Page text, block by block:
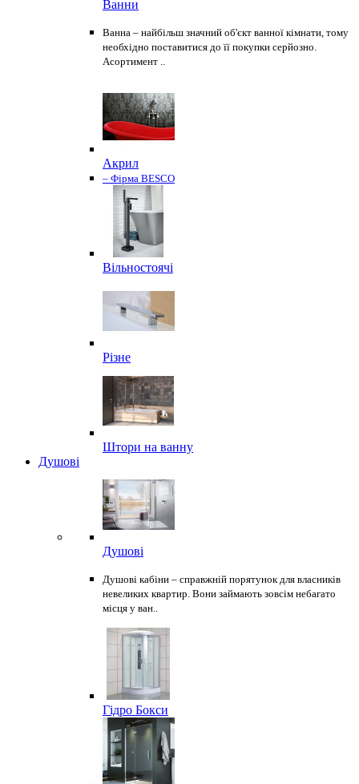
Ванни
Ванна – найбільш значний об'єкт ванної кімнати, тому
необхідно поставитися до її покупки серйозно.
Асортимент ..
Акрил
– Фірма BESCO
Вільностоячі
Різне
Штори на ванну
Душові
Душові
Душові кабіни – справжній порятунок для власників
невеликих квартир. Вони займають зовсім небагато
місця у ван..
Гідро Бокси